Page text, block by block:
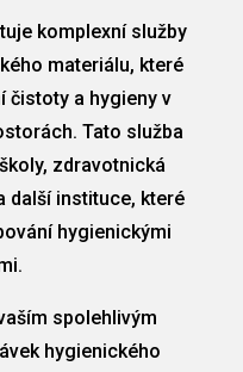
komplexní služby
materiálu, které
čistoty a hygieny v
Tato služba
zdravotnická
další instituce, které
hygienickými
spolehlivým
hygienického